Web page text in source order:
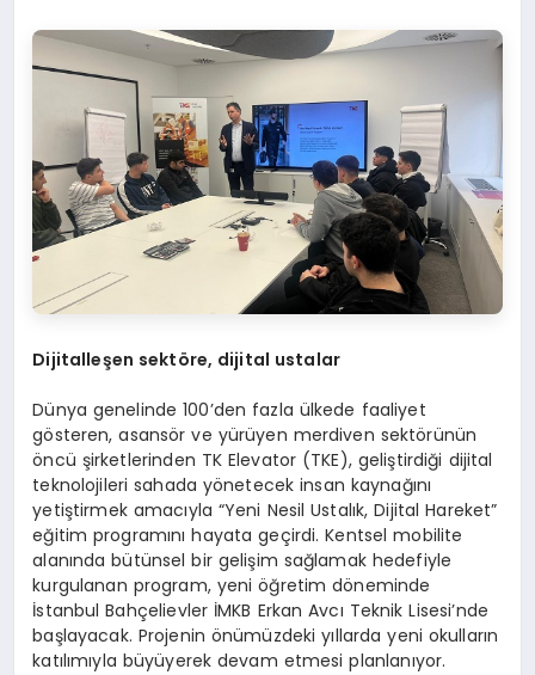
Dijitalleşen sektöre, dijital ustalar
Dünya genelinde 100’den fazla ülkede faaliyet
gösteren, asansör ve yürüyen merdiven sektörünün
öncü şirketlerinden TK Elevator (TKE), geliştirdiği dijital
teknolojileri sahada yönetecek insan kaynağını
yetiştirmek amacıyla “Yeni Nesil Ustalık, Dijital Hareket”
eğitim programını hayata geçirdi. Kentsel mobilite
alanında bütünsel bir gelişim sağlamak hedefiyle
kurgulanan program, yeni öğretim döneminde
İstanbul Bahçelievler İMKB Erkan Avcı Teknik Lisesi’nde
başlayacak. Projenin önümüzdeki yıllarda yeni okulların
katılımıyla büyüyerek devam etmesi planlanıyor.